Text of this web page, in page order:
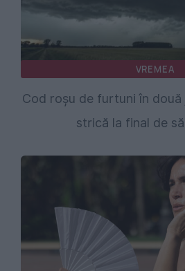
VREMEA
Cod roșu de furtuni în două
strică la final de